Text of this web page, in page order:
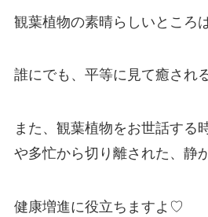
観葉植物の素晴らしいところ
誰にでも、平等に見て癒され
また、観葉植物をお世話する
や多忙から切り離された、静
健康増進に役立ちますよ♡